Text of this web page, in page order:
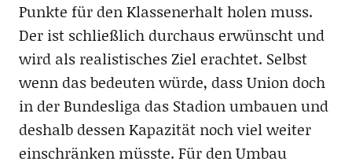
Punkte für den Klassenerhalt holen muss.
Der ist schließlich durchaus erwünscht und
wird als realistisches Ziel erachtet. Selbst
wenn das bedeuten würde, dass Union doch
in der Bundesliga das Stadion umbauen und
deshalb dessen Kapazität noch viel weiter
einschränken müsste. Für den Umbau